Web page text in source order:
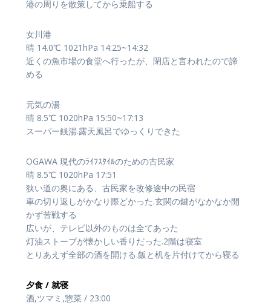
港の周りを散策してから乗船する
女川港
晴 14.0℃ 1021hPa 14:25~14:32
近くの魚市場の食堂へ行ったが、閉店と言われたので諦
める
元気の湯
晴 8.5℃ 1020hPa 15:50~17:13
スーパー銭湯.露天風呂でゆっくりできた
OGAWA 現代のﾗｲﾌｽﾀｲﾙのための古民家
晴 8.5℃ 1020hPa 17:51
狭い道の奥にある、古民家を改修途中の民宿
車の切り返しがかなり際どかった.玄関の鍵がなかなか開
かず苦戦する
広いが、テレビ以外のものは全てあった
灯油ストーブが懐かしい香りだった.2階は寝室
とりあえず全部の酒を開ける.飯と机を片付けてから寝る
夕食 / 就寝
酒,ツマミ,惣菜 / 23:00